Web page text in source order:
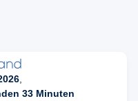
33 Minuten